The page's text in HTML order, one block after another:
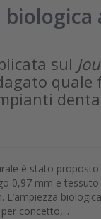
sul
quale
è stato
0,97 mm e
concetto,...